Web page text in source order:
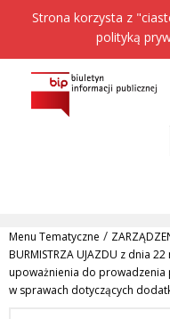
Strona korzysta z
polityką
Menu Tematyczne /
BURMISTRZA UJAZDU z dnia
upoważnienia do prowadzenia
w sprawach dotyczących